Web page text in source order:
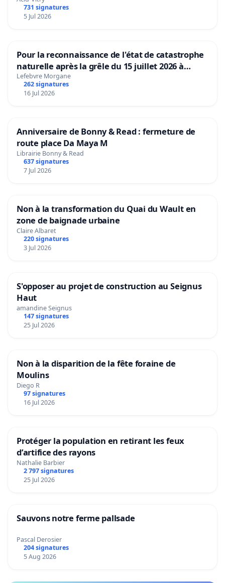
731 signatures
5 Jul 2026
Pour la reconnaissance de l'état de catastrophe
naturelle après la grêle du 15 juillet 2026 à
Aubenas et ses alentours
Lefebvre Morgane
262 signatures
16 Jul 2026
Anniversaire de Bonny & Read : fermeture de
route place Da Maya M
Librairie Bonny & Read
637 signatures
7 Jul 2026
Non à la transformation du Quai du Wault en
zone de baignade urbaine
Claire Albaret
220 signatures
3 Jul 2026
S'opposer au projet de construction au Seignus
Haut
amandine Seignus
147 signatures
25 Jul 2026
Non à la disparition de la fête foraine de
Moulins
Diego R
97 signatures
16 Jul 2026
Protéger la population en retirant les feux
d’artifice des rayons
Nathalie Barbier
2 797 signatures
25 Jul 2026
Sauvons notre ferme pallsade
Pascal Derosier
204 signatures
5 Aug 2026